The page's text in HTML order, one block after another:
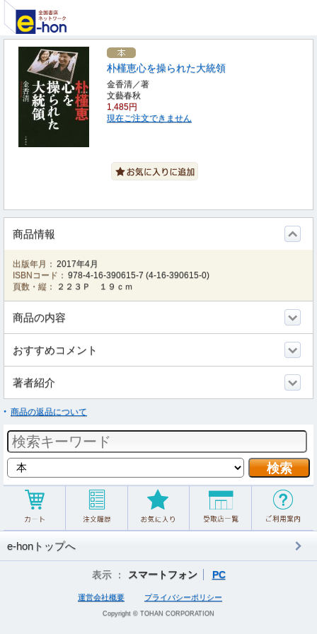
朴槿恵心を操られた大統領
金香清／著
文藝春秋
1,485円
現在ご注文できません
商品情報
出版年月： 2017年4月
ISBNコード： 978-4-16-390615-7 (4-16-390615-0)
頁数・縦：
２２３Ｐ １９ｃｍ
商品の内容
おすすめコメント
著者紹介
商品の返品について
e-honトップへ
表示 ： スマートフォン PC
運営会社概要 プライバシーポリシー
Copyright © TOHAN CORPORATION